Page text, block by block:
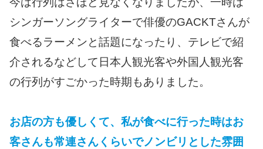
シンガーソングライターで俳優のGACKTさんが
食べるラーメンと話題になったり、テレビで紹
介されるなどして日本人観光客や外国人観光客
の行列がすごかった時期もありました。
お店の方も優しくて、私が食べに行った時はお
客さんも常連さんくらいでノンビリとした雰囲